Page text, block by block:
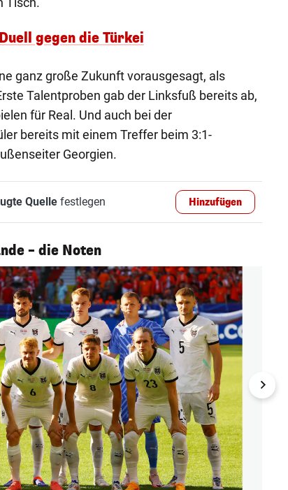
gegen die Türkei
ganz große Zukunft vorausgesagt, als
Talentproben gab der Linksfuß bereits ab,
für Real. Und auch bei der
bereits mit einem Treffer beim 3:1-
Georgien.
Quellefestlegen Hinzufügen
– die Noten